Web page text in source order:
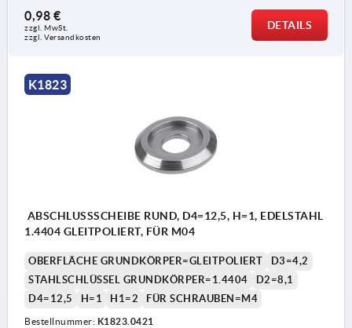
0,98 €
zzgl. MwSt.
zzgl. Versandkosten
DETAILS
K1823
ABSCHLUSSSCHEIBE RUND, D4=12,5, H=1, EDELSTAHL
1.4404 GLEITPOLIERT, FÜR M04
OBERFLÄCHE GRUNDKÖRPER=GLEITPOLIERT
D3=4,2
STAHLSCHLÜSSEL GRUNDKÖRPER=1.4404
D2=8,1
D4=12,5
H=1 H1=2 FÜR SCHRAUBEN=M4
Bestellnummer: K1823.0421